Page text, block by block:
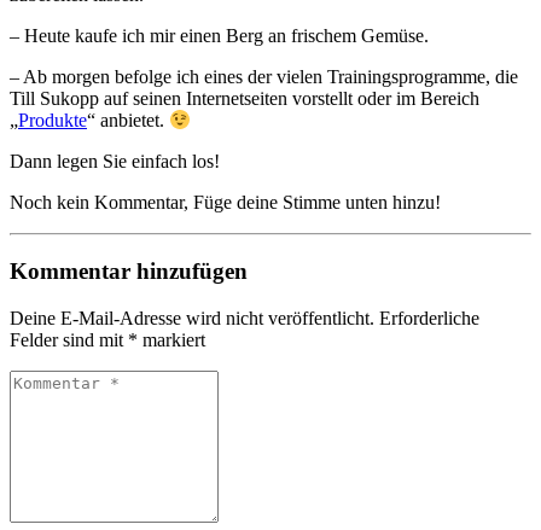
– Heute kaufe ich mir einen Berg an frischem Gemüse.
– Ab morgen befolge ich eines der vielen Trainingsprogramme, die
Till Sukopp auf seinen Internetseiten vorstellt oder im Bereich
„Produkte“ anbietet.
Dann legen Sie einfach los!
Noch kein Kommentar, Füge deine Stimme unten hinzu!
Kommentar hinzufügen
Deine E-Mail-Adresse wird nicht veröffentlicht. Erforderliche
Felder sind mit * markiert
Kommentar